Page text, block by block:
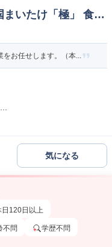
まいたけ「極」 食
をお任せします。（本...
気になる
日120日以上
不問 学歴不問